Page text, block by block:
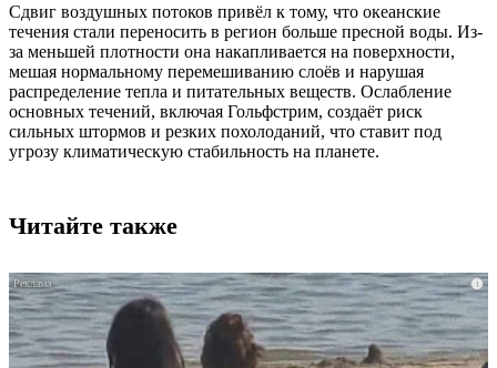
Сдвиг воздушных потоков привёл к тому, что океанские
течения стали переносить в регион больше пресной воды. Из-
за меньшей плотности она накапливается на поверхности,
мешая нормальному перемешиванию слоёв и нарушая
распределение тепла и питательных веществ. Ослабление
основных течений, включая Гольфстрим, создаёт риск
сильных штормов и резких похолоданий, что ставит под
угрозу климатическую стабильность на планете.
Читайте также
i